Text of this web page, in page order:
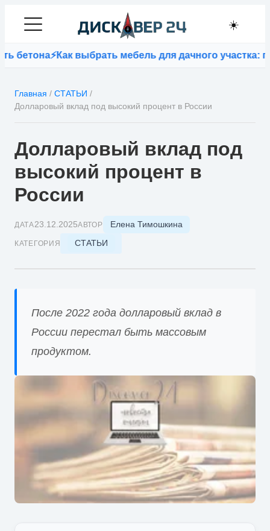
☀️
⚡Как выбрать мебель для дачного участка:
Главная / СТАТЬИ /
Долларовый вклад под высокий процент в России
Долларовый вклад под
высокий процент в
России
ДАТА23.12.2025АВТОР Елена Тимошкина
КАТЕГОРИЯ СТАТЬИ
После 2022 года долларовый вклад в
России перестал быть массовым
продуктом.